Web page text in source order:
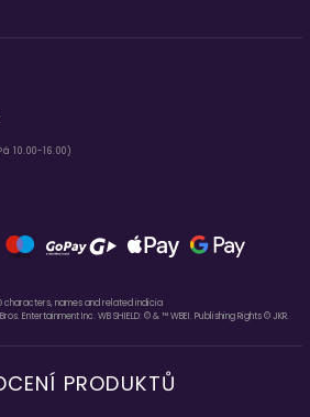
10.00-16.00)
characters, names and related indicia
Entertainment Inc. WB SHIELD: © & ™ WBEI. Publishing Rights © JKR.
PRODUKTŮ